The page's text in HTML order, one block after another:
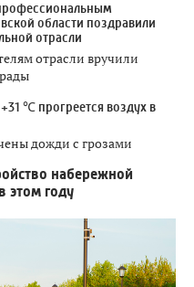
области поздравили
отрасли
отрасли вручили
℃ прогреется воздух в
дожди с грозами
набережной
этом году